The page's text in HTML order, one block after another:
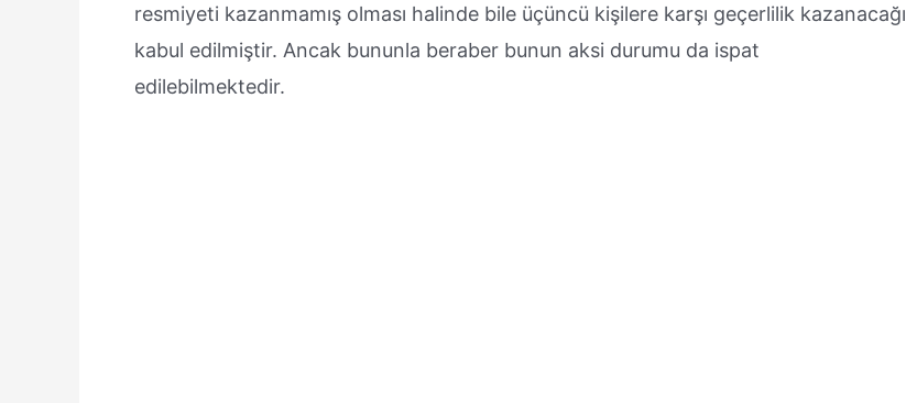
resmiyeti kazanmamış olması halinde bile üçüncü kişilere karşı geçerlilik kazanacağı
kabul edilmiştir. Ancak bununla beraber bunun aksi durumu da ispat
edilebilmektedir.